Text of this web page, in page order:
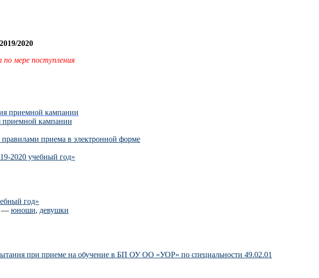
2020
мере поступления
приемной кампании
приемной кампании
приема в электронной форме
2020 учебный год»
год»
— юноши, девушки
при приеме на обучение в БП ОУ ОО «УОР» по специальности 49.02.01